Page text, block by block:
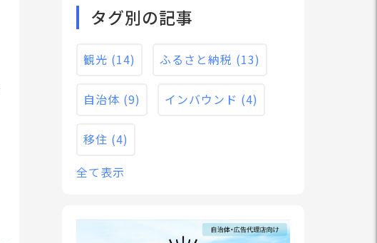
タグ別の記事
観光 (14) ふるさと納税 (13)
自治体 (9) インバウンド (4)
移住 (4)
全て表示